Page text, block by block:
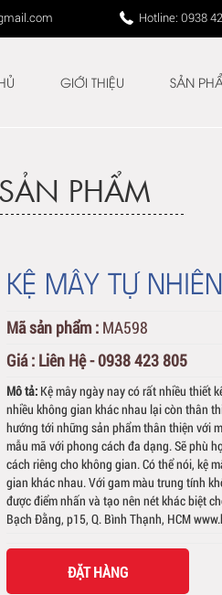
Hotline: 0938
GIỚI THIỆU SẢN
SẢN PHẨM
KỆ MÂY TỰ
Mã sản phẩm : MA598
Giá : Liên Hệ - 0938 423 805
Mô tả: Kệ mây ngày nay có rất nhiều thiết
nhiều không gian khác nhau lại còn thân
hướng tới những sản phẩm thân thiện với
mẫu mã với phong cách đa dạng. Sẽ phù
cách riêng cho không gian. Có thể nói, kệ
gian khác nhau. Với gam màu trung tính
được điểm nhấn và tạo nên nét khác biệt
Bạch Đằng, p15, Q. Bình Thạnh, HCM
ĐẶT HÀNG